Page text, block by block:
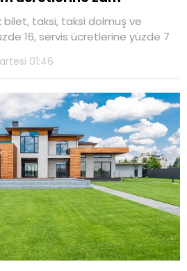
taksi, taksi dolmuş ve
16, servis ücretlerine yüzde 7
01:46